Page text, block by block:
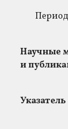
Научные
и